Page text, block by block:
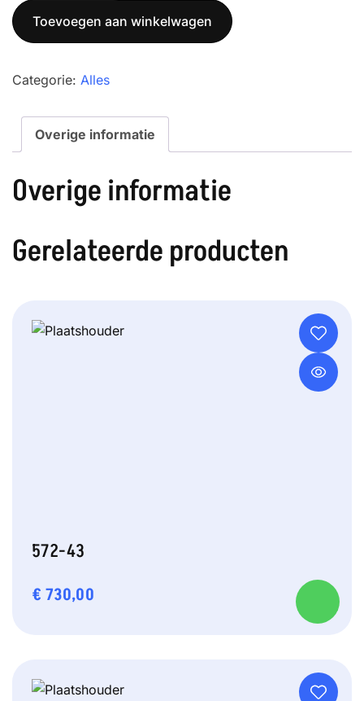
1530
aantal
Toevoegen aan winkelwagen
Categorie: Alles
Overige informatie
Overige informatie
Gerelateerde producten
572-43
€ 730,00